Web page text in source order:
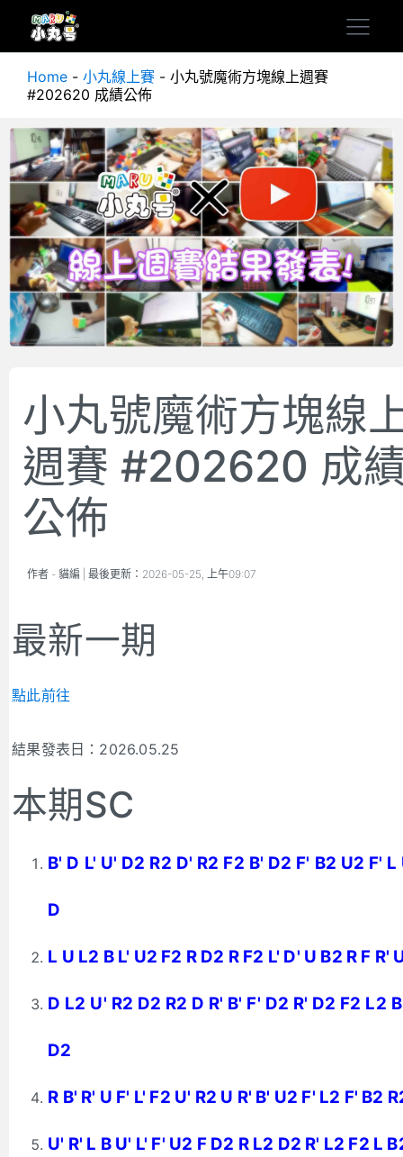
Home - 小丸線上賽 - 小丸號魔術方塊線上週賽
#202620 成績公佈
小丸號魔術方塊線
週賽 #202620 成
公佈
作者 - 貓編 | 最後更新： 2026-05-25, 上午09:07
最新一期
點此前往
結果發表日：2026.05.25
本期SC
B' D L' U' D2 R2 D' R2 F2 B' D2 F' B2 U2 F'
D
L U L2 B L' U2 F2 R D2 R F2 L' D' U B2 R F R'
D L2 U' R2 D2 R2 D R' B' F' D2 R' D2 F2 L2
D2
R B' R' U F' L' F2 U' R2 U R' B' U2 F' L2 F' B2
U' R' L B U' L' F' U2 F D2 R L2 D2 R' L2 F2 L